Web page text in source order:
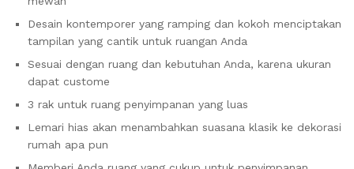
Desain kontemporer yang ramping dan kokoh menciptakan
tampilan yang cantik untuk ruangan Anda
Sesuai dengan ruang dan kebutuhan Anda, karena ukuran
dapat custome
3 rak untuk ruang penyimpanan yang luas
Lemari hias akan menambahkan suasana klasik ke dekorasi
rumah apa pun